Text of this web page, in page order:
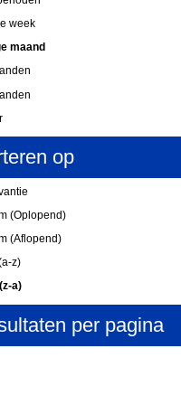
week
maand
op
(Oplopend)
(Aflopend)
z)
a)
per pagina